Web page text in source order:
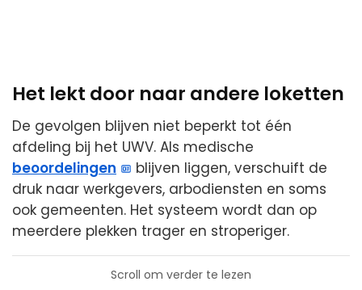
Het lekt door naar andere loketten
De gevolgen blijven niet beperkt tot één
afdeling bij het UWV. Als medische
beoordelingen
blijven liggen, verschuift de
druk naar werkgevers, arbodiensten en soms
ook gemeenten. Het systeem wordt dan op
meerdere plekken trager en stroperiger.
Scroll om verder te lezen